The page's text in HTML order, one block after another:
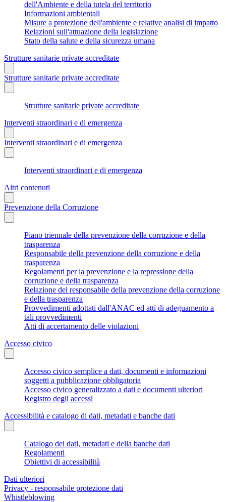
dell'Ambiente e della tutela del territorio
Informazioni ambientali
Misure a protezione dell'ambiente e relative analisi di impatto
Relazioni sull'attuazione della legislazione
Stato della salute e della sicurezza umana
Strutture sanitarie private accreditate
Strutture sanitarie private accreditate
Strutture sanitarie private accreditate
Interventi straordinari e di emergenza
Interventi straordinari e di emergenza
Interventi straordinari e di emergenza
Altri contenuti
Prevenzione della Corruzione
Piano triennale della prevenzione della corruzione e della
trasparenza
Responsabile della prevenzione della corruzione e della
trasparenza
Regolamenti per la prevenzione e la repressione della
corruzione e della trasparenza
Relazione del responsabile della prevenzione della corruzione
e della trasparenza
Provvedimenti adottati dall'ANAC ed atti di adeguamento a
tali provvedimenti
Atti di accertamento delle violazioni
Accesso civico
Accesso civico semplice a dati, documenti e informazioni
soggetti a pubblicazione obbligatoria
Accesso civico generalizzato a dati e documenti ulteriori
Registro degli accessi
Accessibilità e catalogo di dati, metadati e banche dati
Catalogo dei dati, metadati e della banche dati
Regolamenti
Obiettivi di accessibilità
Dati ulteriori
Privacy - responsabile protezione dati
Whistleblowing